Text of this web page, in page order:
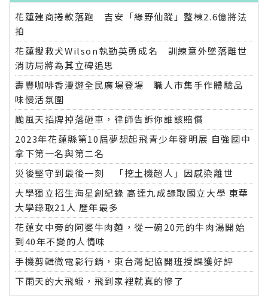
花蓮建商捲款落跑 吉安「綠野仙蹤」整棟2.6億將法
拍
花蓮搜救犬Wilson執勤英勇成名 訓練意外墜落離世
消防局將為其立碑追思
壽豐咖啡香漫遊全民廣場登場 職人市集手作體驗品
味慢活氛圍
颱風天招牌掉落砸車，律師告訴你誰該賠償
2023年花蓮縣第10屆夢想起飛青少年發明展 自強國中
拿下第一名與第二名
災後堅守到最後一刻 「挖土機超人」因感染離世
大學獨立招生海星創紀錄 高達九成錄取國立大學 東華
大學錄取21人 歷年最多
花蓮女中旁的阿婆牛肉麵，從一碗20元的牛肉湯開始
到40年不變的人情味
手機剪輯微電影行銷，東台灣記協開班授課獲好評
下雨天的大飛蛾，飛到家裡就真的慘了